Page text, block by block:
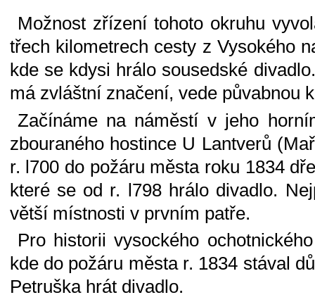
Možnost zřízení tohoto okruhu
třech kilometrech cesty z Vysokého
kde se kdysi hrálo sousedské
má zvláštní značení, vede půvabnou
Začínáme na náměstí v jeho
zbouraného hostince U Lantverů
r. l700 do požáru města roku 1834
které se od r. l798 hrálo divadlo.
větší místnosti v prvním patře.
Pro historii vysockého
kde do požáru města r. 1834 stával
Petruška hrát divadlo.